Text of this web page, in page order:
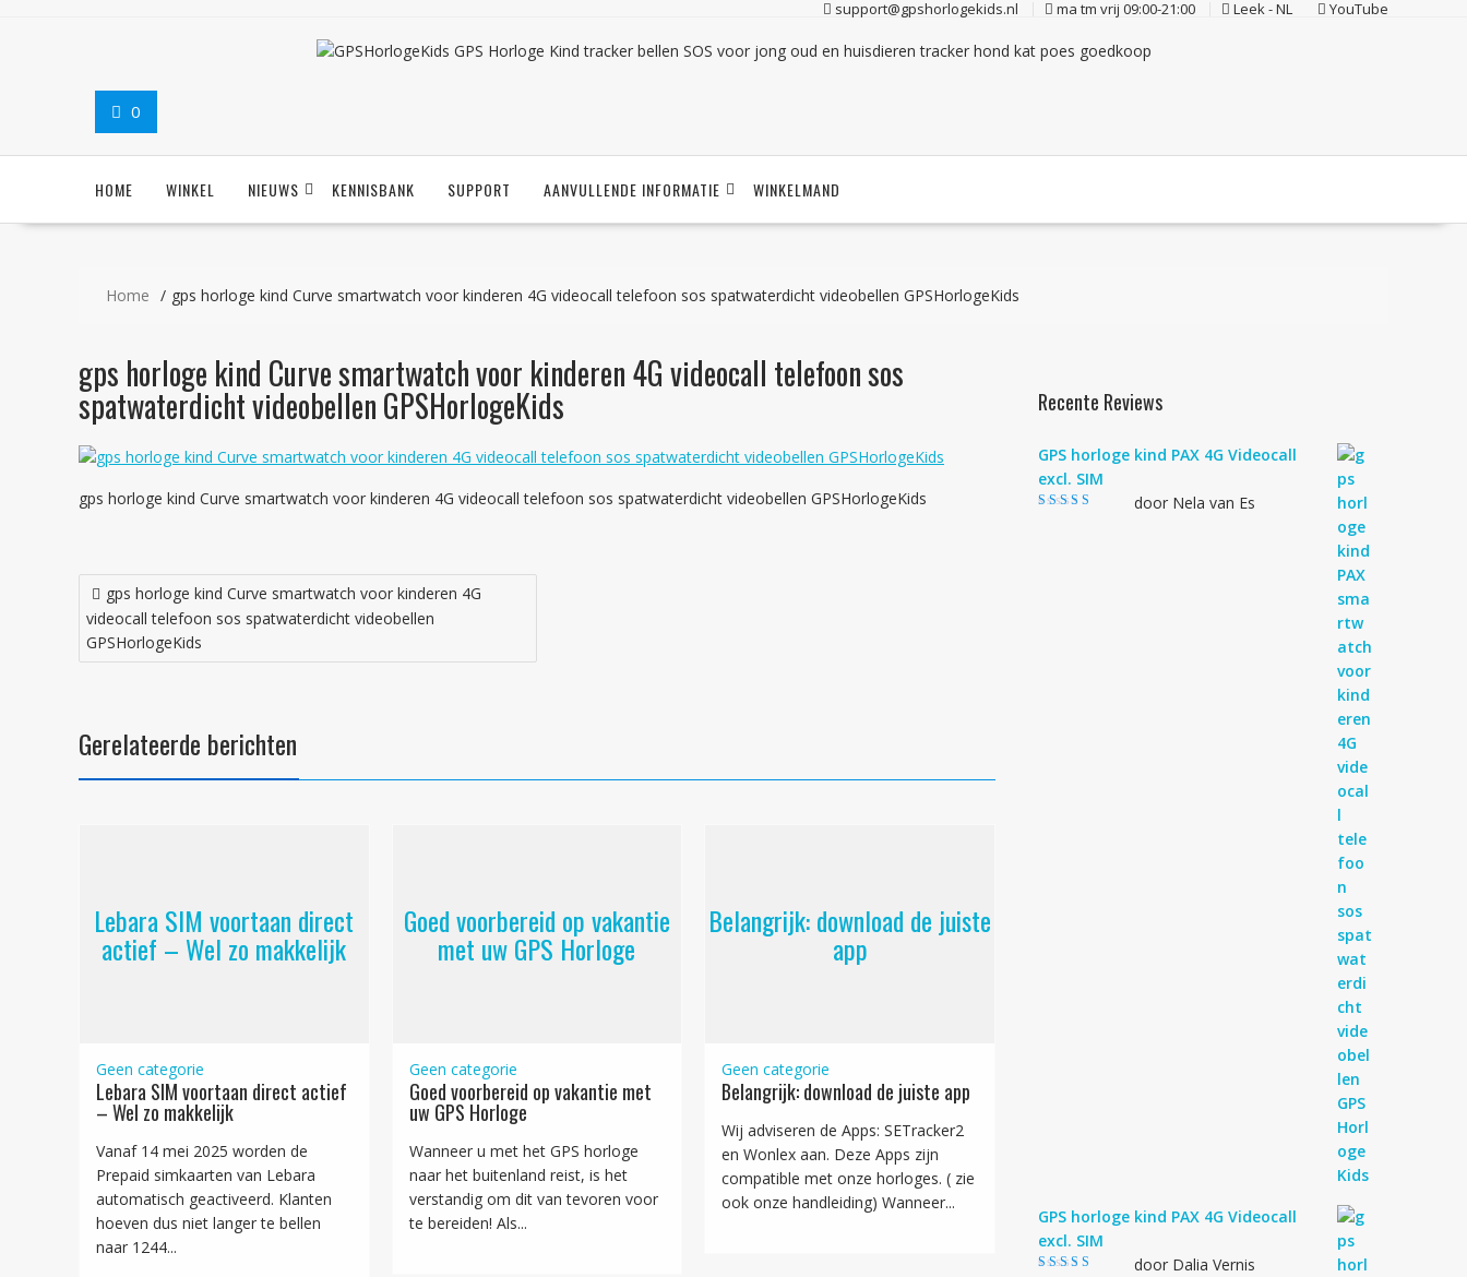
support@gpshorlogekids.nl ma tm vrij 09:00-21:00 Leek - NL YouTube
0
HOME WINKEL NIEUWS KENNISBANK SUPPORT AANVULLENDE INFORMATIE WINKELMAND
Home gps horloge kind Curve smartwatch voor kinderen 4G videocall telefoon sos spatwaterdicht videobellen GPSHorlogeKids
gps horloge kind Curve smartwatch voor kinderen 4G videocall telefoon sos
spatwaterdicht videobellen GPSHorlogeKids
gps horloge kind Curve smartwatch voor kinderen 4G videocall telefoon sos spatwaterdicht videobellen GPSHorlogeKids
Bericht
navigatie
gps horloge kind Curve smartwatch voor kinderen 4G
videocall telefoon sos spatwaterdicht videobellen
GPSHorlogeKids
Gerelateerde berichten
Lebara SIM voortaan direct
actief – Wel zo makkelijk
Geen categorie
Lebara SIM voortaan direct actief
– Wel zo makkelijk
Vanaf 14 mei 2025 worden de
Prepaid simkaarten van Lebara
automatisch geactiveerd. Klanten
hoeven dus niet langer te bellen
naar 1244...
Goed voorbereid op vakantie
met uw GPS Horloge
Geen categorie
Goed voorbereid op vakantie met
uw GPS Horloge
Wanneer u met het GPS horloge
naar het buitenland reist, is het
verstandig om dit van tevoren voor
te bereiden! Als...
Belangrijk: download de juiste
app
Geen categorie
Belangrijk: download de juiste app
Wij adviseren de Apps: SETracker2
en Wonlex aan. Deze Apps zijn
compatible met onze horloges. ( zie
ook onze handleiding) Wanneer...
Recente Reviews
GPS horloge kind PAX 4G Videocall
excl. SIM
door Nela van Es
GPS horloge kind PAX 4G Videocall
excl. SIM
door Dalia Vernis